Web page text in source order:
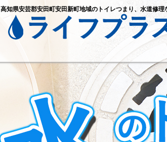
高知県安芸郡安田町安田新町地域のトイレつまり、水道修